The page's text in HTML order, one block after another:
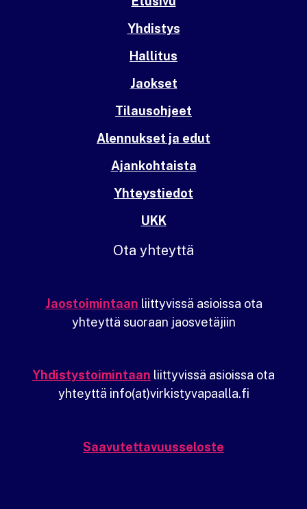
Yhdistys
Hallitus
Jaokset
Tilausohjeet
Alennukset ja edut
Ajankohtaista
Yhteystiedot
UKK
Ota yhteyttä
Jaostoimintaan liittyvissä asioissa ota
yhteyttä suoraan jaosvetäjiin
Yhdistystoimintaan liittyvissä asioissa ota
yhteyttä info(at)virkistyvapaalla.fi
Saavutettavuusseloste